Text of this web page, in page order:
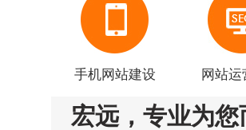
手机网站建设 网站运
宏远，专业为您